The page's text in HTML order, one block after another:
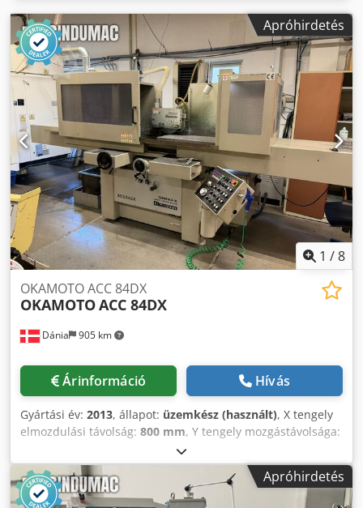
Apróhirdetés
1 /8
Dánia 905 km
OKAMOTO ACC 84DX
OKAMOTOACC 84DX
Árinformáció Hívás
Gyártási év: 2013, állapot: üzemkész (használt), X tengely
elmozdulási távolság: 800 mm, Y tengely mozgástávolsága:
3 000 kg, teljes szélesség:
teljes magasság:1 800 mm, termék hossza (max.):2 180
mm, tengelyek száma:
, Ez a 3 tengelyes OKAMOTO ACC
84DX síkcsiszoló gép 2013-ban készült. Asztalmérete 800 x
Apróhirdetés